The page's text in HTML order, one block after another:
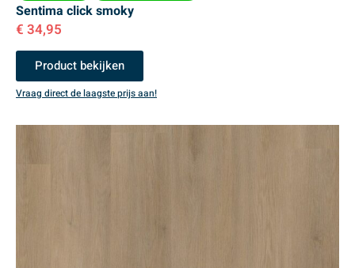
Sentima click smoky
€ 34,95
Product bekijken
Vraag direct de laagste prijs aan!